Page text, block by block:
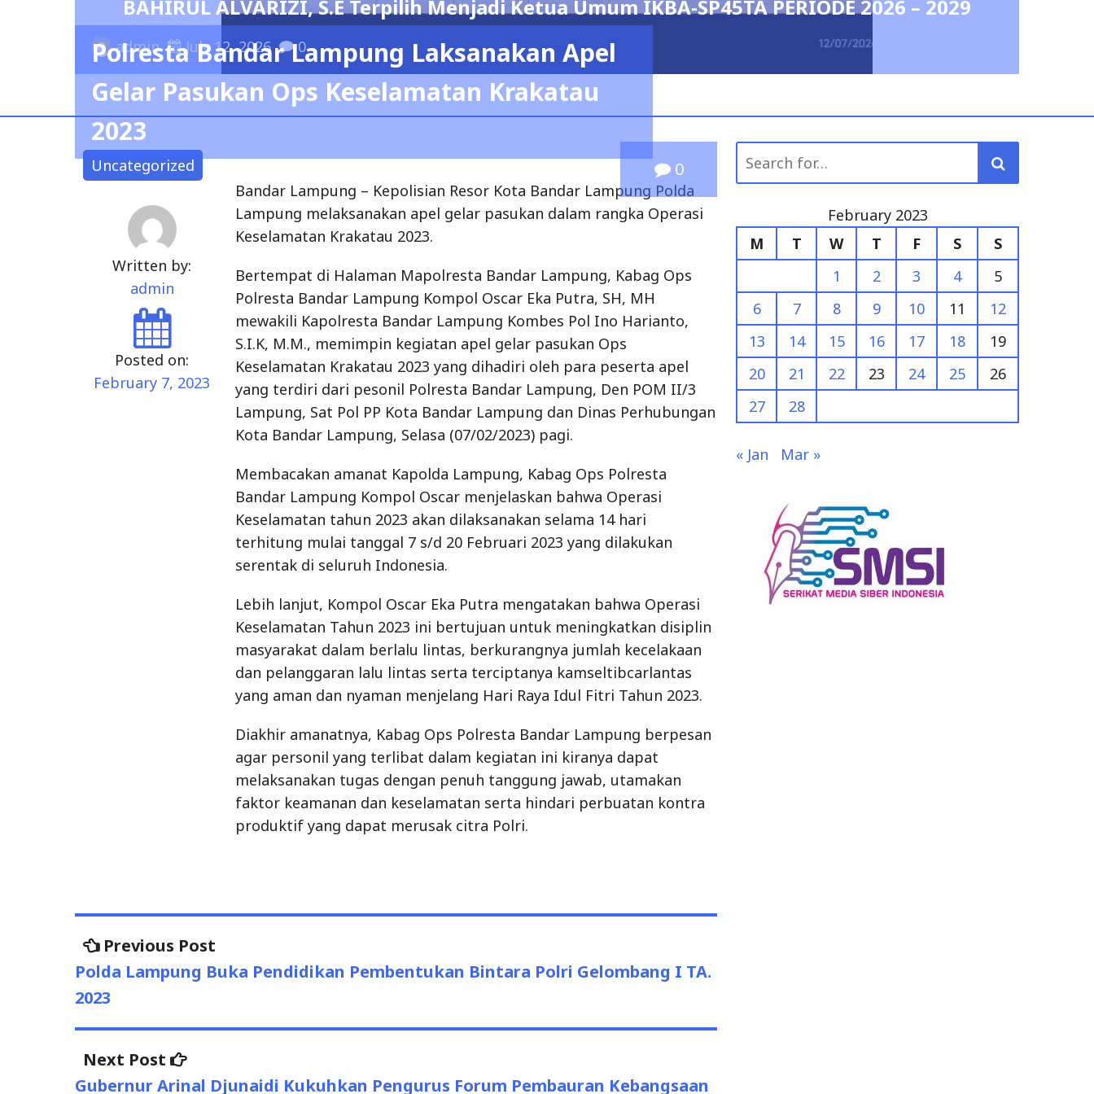
BAHIRUL ALVARIZI, S.E Terpilih Menjadi Ketua Umum IKBA-SP45TA PERIODE 2026 – 2029
admin July 12, 2026 0
Uncategorized 0
Polresta Bandar Lampung Laksanakan Apel
Gelar Pasukan Ops Keselamatan Krakatau
2023
Written by:
admin
Posted on:
February 7, 2023
Bandar Lampung – Kepolisian Resor Kota Bandar Lampung Polda
Lampung melaksanakan apel gelar pasukan dalam rangka Operasi
Keselamatan Krakatau 2023.
Bertempat di Halaman Mapolresta Bandar Lampung, Kabag Ops
Polresta Bandar Lampung Kompol Oscar Eka Putra, SH, MH
mewakili Kapolresta Bandar Lampung Kombes Pol Ino Harianto,
S.I.K, M.M., memimpin kegiatan apel gelar pasukan Ops
Keselamatan Krakatau 2023 yang dihadiri oleh para peserta apel
yang terdiri dari pesonil Polresta Bandar Lampung, Den POM II/3
Lampung, Sat Pol PP Kota Bandar Lampung dan Dinas Perhubungan
Kota Bandar Lampung, Selasa (07/02/2023) pagi.
Membacakan amanat Kapolda Lampung, Kabag Ops Polresta
Bandar Lampung Kompol Oscar menjelaskan bahwa Operasi
Keselamatan tahun 2023 akan dilaksanakan selama 14 hari
terhitung mulai tanggal 7 s/d 20 Februari 2023 yang dilakukan
serentak di seluruh Indonesia.
Lebih lanjut, Kompol Oscar Eka Putra mengatakan bahwa Operasi
Keselamatan Tahun 2023 ini bertujuan untuk meningkatkan disiplin
masyarakat dalam berlalu lintas, berkurangnya jumlah kecelakaan
dan pelanggaran lalu lintas serta terciptanya kamseltibcarlantas
yang aman dan nyaman menjelang Hari Raya Idul Fitri Tahun 2023.
Diakhir amanatnya, Kabag Ops Polresta Bandar Lampung berpesan
agar personil yang terlibat dalam kegiatan ini kiranya dapat
melaksanakan tugas dengan penuh tanggung jawab, utamakan
faktor keamanan dan keselamatan serta hindari perbuatan kontra
produktif yang dapat merusak citra Polri.
Post
navigation
Previous Post
post:
Polda Lampung Buka Pendidikan Pembentukan Bintara Polri Gelombang I TA.
2023
Next Post
Next
post:
Gubernur Arinal Djunaidi Kukuhkan Pengurus Forum Pembauran Kebangsaan
for:
February 2023
M
T W T F S
S
1
2 3 4
5
6
7 8 9 10 11
12
13
14 15 16 17 18
19
20
21 22 23 24 25
26
27
28
« Jan Mar »